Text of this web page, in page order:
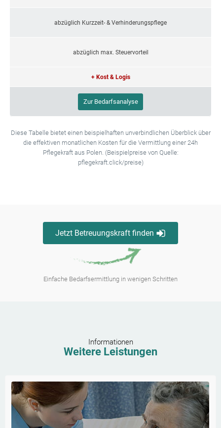
abzüglich Kurzzeit- & Verhinderungspflege
abzüglich max. Steuervorteil
+ Kost & Logis
Zur Bedarfsanalyse
Diese Tabelle bietet einen beispielhaften unverbindlichen Überblick über
die effektiven monatlichen Kosten für die Vermittlung einer 24h
Pflegekraft aus Polen. (Beispielpreise von Quelle:
pflegekraft.click/preise)
Jetzt Betreuungskraft finden
Einfache Bedarfsermittlung in wenigen Schritten
Informationen
Weitere Leistungen